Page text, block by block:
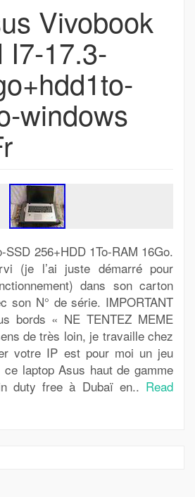
Vivobook
I7-17.3-
windows
256+HDD 1To-RAM 16Go.
(je l’ai juste démarré pour
dans son carton
son N° de série. IMPORTANT
bords « NE TENTEZ MEME
de très loin, je travaille chez
votre IP est pour moi un jeu
ce laptop Asus haut de gamme
duty free à Dubaï en.. Read